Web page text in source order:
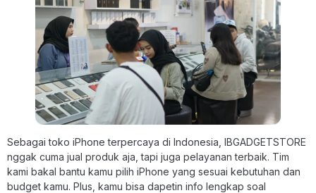
Sebagai toko iPhone terpercaya di Indonesia, IBGADGETSTORE
nggak cuma jual produk aja, tapi juga pelayanan terbaik. Tim
kami bakal bantu kamu pilih iPhone yang sesuai kebutuhan dan
budget kamu. Plus, kamu bisa dapetin info lengkap soal